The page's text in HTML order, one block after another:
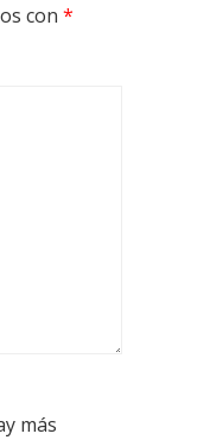
con *
más